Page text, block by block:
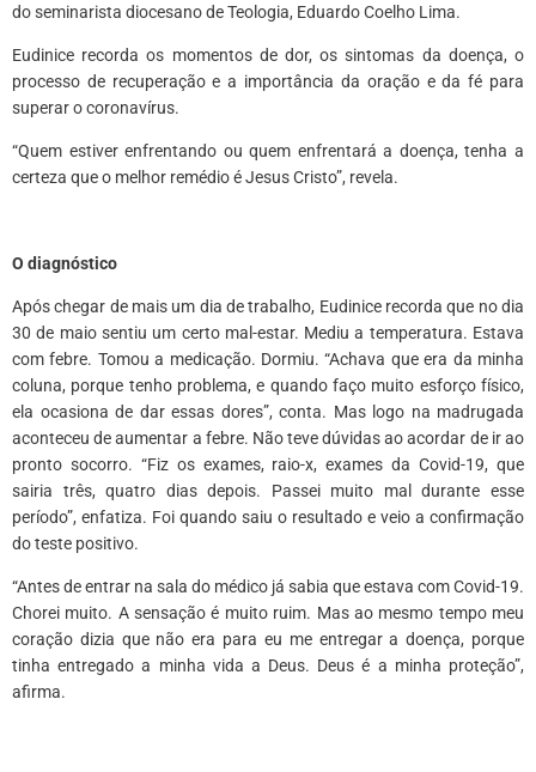
do seminarista diocesano de Teologia, Eduardo Coelho Lima.
Eudinice recorda os momentos de dor, os sintomas da doença, o
processo de recuperação e a importância da oração e da fé para
superar o coronavírus.
“Quem estiver enfrentando ou quem enfrentará a doença, tenha a
certeza que o melhor remédio é Jesus Cristo”, revela.
O diagnóstico
Após chegar de mais um dia de trabalho, Eudinice recorda que no dia
30 de maio sentiu um certo mal-estar. Mediu a temperatura. Estava
com febre. Tomou a medicação. Dormiu. “Achava que era da minha
coluna, porque tenho problema, e quando faço muito esforço físico,
ela ocasiona de dar essas dores”, conta. Mas logo na madrugada
aconteceu de aumentar a febre. Não teve dúvidas ao acordar de ir ao
pronto socorro. “Fiz os exames, raio-x, exames da Covid-19, que
sairia três, quatro dias depois. Passei muito mal durante esse
período”, enfatiza. Foi quando saiu o resultado e veio a confirmação
do teste positivo.
“Antes de entrar na sala do médico já sabia que estava com Covid-19.
Chorei muito. A sensação é muito ruim. Mas ao mesmo tempo meu
coração dizia que não era para eu me entregar a doença, porque
tinha entregado a minha vida a Deus. Deus é a minha proteção”,
afirma.